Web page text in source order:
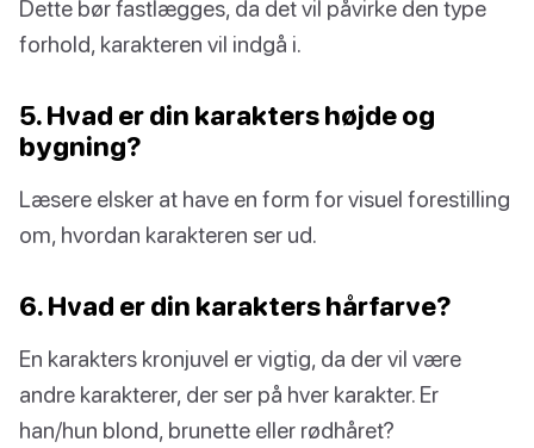
Dette bør fastlægges, da det vil påvirke den type
forhold, karakteren vil indgå i.
5. Hvad er din karakters højde og
bygning?
Læsere elsker at have en form for visuel forestilling
om, hvordan karakteren ser ud.
6. Hvad er din karakters hårfarve?
En karakters kronjuvel er vigtig, da der vil være
andre karakterer, der ser på hver karakter. Er
han/hun blond, brunette eller rødhåret?